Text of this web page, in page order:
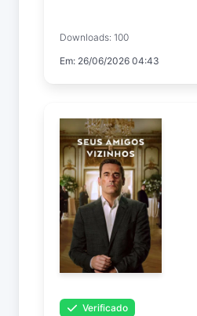
Temp. 1 EP. 5
Downloads: 100
Em: 26/06/2026 04:43
Verificado